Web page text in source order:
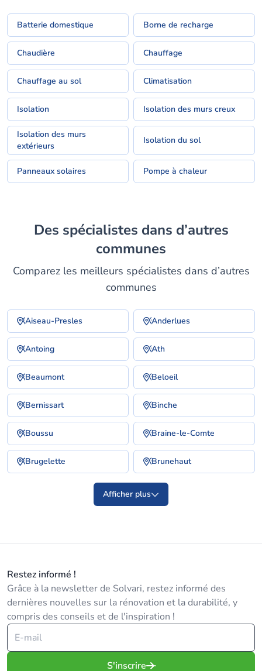
Batterie domestique Borne de recharge
Chaudière Chauffage
Chauffage au sol Climatisation
Isolation Isolation des murs creux
Isolation des murs
extérieurs
Isolation du sol
Panneaux solaires Pompe à chaleur
Des spécialistes dans d’autres
communes
Comparez les meilleurs spécialistes dans d’autres
communes
Aiseau-Presles Anderlues
Antoing Ath
Beaumont Beloeil
Bernissart Binche
Boussu Braine-le-Comte
Brugelette Brunehaut
Afficher plus
Restez informé !
Grâce à la newsletter de Solvari, restez informé des
dernières nouvelles sur la rénovation et la durabilité, y
compris des conseils et de l'inspiration !
S'inscrire